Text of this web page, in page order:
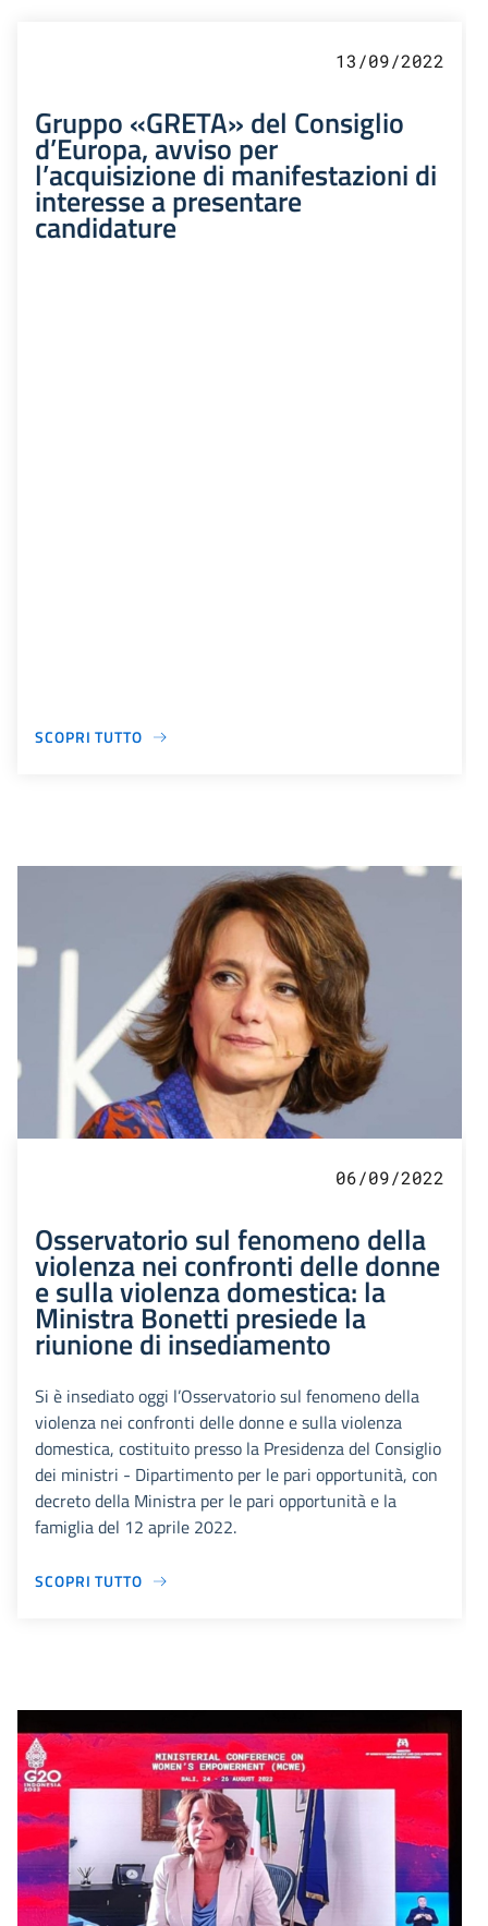
13/09/2022
Gruppo «GRETA» del Consiglio
d’Europa, avviso per
l’acquisizione di manifestazioni di
interesse a presentare
candidature
SCOPRI TUTTO
06/09/2022
Osservatorio sul fenomeno della
violenza nei confronti delle donne
e sulla violenza domestica: la
Ministra Bonetti presiede la
riunione di insediamento
Si è insediato oggi l’Osservatorio sul fenomeno della
violenza nei confronti delle donne e sulla violenza
domestica, costituito presso la Presidenza del Consiglio
dei ministri - Dipartimento per le pari opportunità, con
decreto della Ministra per le pari opportunità e la
famiglia del 12 aprile 2022.
SCOPRI TUTTO